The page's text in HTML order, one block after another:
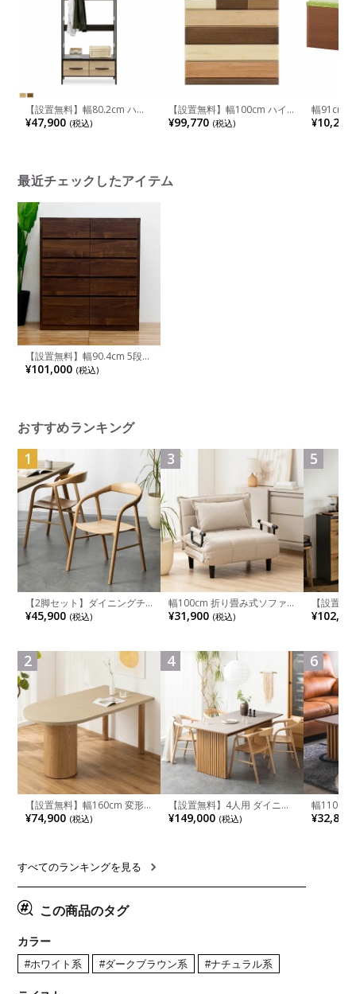
【設置無料】幅80.2cm ハン
ガーラック 木目調 引き出し
棚 収納 ツートン シェルフ キ
¥47,900 (税込)
【設置無料】幅100cm ハイ
チェスト 天然木
¥99,770 (税込)
幅91cm
ンチ 収納
腰掛 組立
¥10,200
最近チェックしたアイテム
【設置無料】幅90.4cm 5段ハ
イチェスト 桐材 収納 整理タ
ンス 洋服収納 おしゃれ 衣類
¥101,000 (税込)
おすすめランキング
1
【2脚セット】ダイニングチ
ェア 木製 LUGA 肘付き チェ
ア 天然木 リビング椅子 板座
ュラル ブラウン 完成品
¥45,900 (税込)
2
【設置無料】幅160cm 変形
半円 ダイニングテーブル モ
ルタル風 LENAS コンクリー
リア風 グレージュ
¥74,900 (税込)
3
幅100cm 折り畳み式ソファ
ベッド コンパクト リクライ
ニング カウチスタイル 省ス
¥31,900 (税込)
4
【設置無料】4人用 ダイニン
グテーブルセット 5点 LUGA
セラミックテーブル おしゃれ
¥149,000 (税込)
5
【設置
チンカウ
板 引き出
れ ウッデ
ル グレー
6
幅110cm
木目調 リ
付き 長方
¥32,800
すべてのランキングを見る
この商品のタグ
カラー
#ホワイト系 #ダークブラウン系 #ナチュラル系